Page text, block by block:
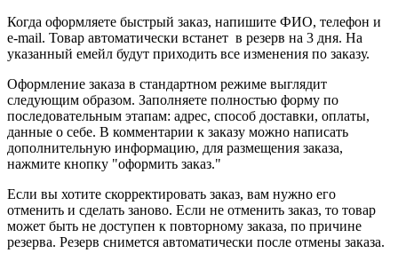
Когда оформляете быстрый заказ, напишите ФИО, телефон и
e-mail. Товар автоматически встанет в резерв на 3 дня. На
указанный емейл будут приходить все изменения по заказу.
Оформление заказа в стандартном режиме выглядит
следующим образом. Заполняете полностью форму по
последовательным этапам: адрес, способ доставки, оплаты,
данные о себе. В комментарии к заказу можно написать
дополнительную информацию, для размещения заказа,
нажмите кнопку "оформить заказ."
Если вы хотите скорректировать заказ, вам нужно его
отменить и сделать заново. Если не отменить заказ, то товар
может быть не доступен к повторному заказа, по причине
резерва. Резерв снимется автоматически после отмены заказа.